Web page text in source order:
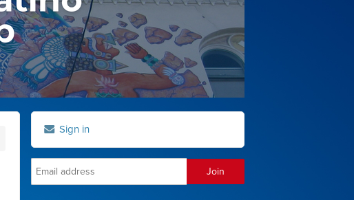
Sign in